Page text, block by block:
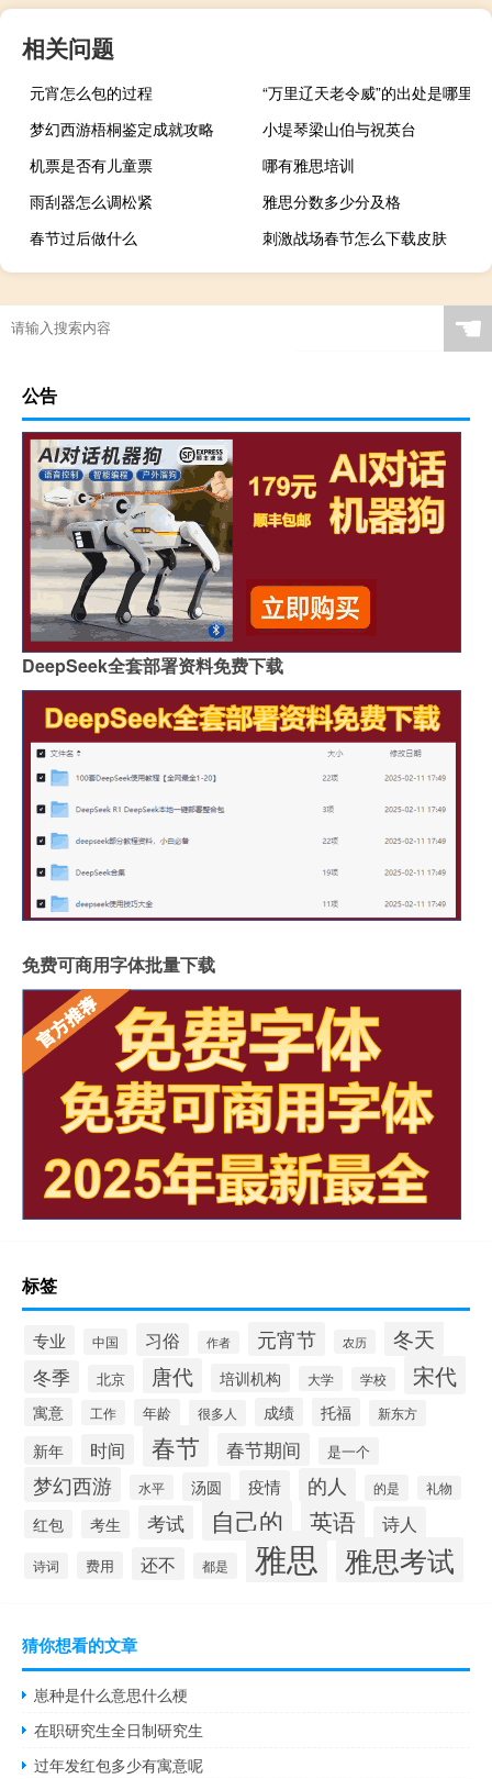
相关问题
元宵怎么包的过程
“万里辽天老令威”的出处是哪里
梦幻西游梧桐鉴定成就攻略
小堤琴梁山伯与祝英台
机票是否有儿童票
哪有雅思培训
雨刮器怎么调松紧
雅思分数多少分及格
春节过后做什么
刺激战场春节怎么下载皮肤
☚
公告
DeepSeek全套部署资料免费下载
免费可商用字体批量下载
标签
专业 中国 习俗 作者 元宵节 农历 冬天
冬季 北京 唐代 培训机构 大学 学校 宋代
寓意 工作 年龄 很多人 成绩 托福 新东方
新年 时间 春节 春节期间 是一个
梦幻西游 水平 汤圆 疫情 的人 的是 礼物
红包 考生 考试 自己的 英语 诗人
诗词 费用 还不 都是 雅思 雅思考试
猜你想看的文章
崽种是什么意思什么梗
在职研究生全日制研究生
过年发红包多少有寓意呢